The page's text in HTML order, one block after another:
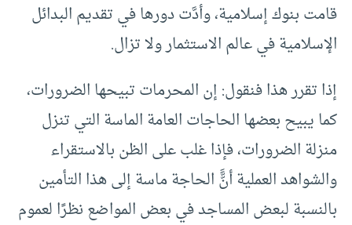
قامت بنوك إسلامية، وأدَّت دورها في تقديم البدائل
الإسلامية في عالم الاستثمار ولا تزال.
إذا تقرر هذا فنقول: إن المحرمات تبيحها الضرورات،
كما يبيح بعضها الحاجات العامة الماسة التي تنزل
منزلة الضرورات، فإذا غلب على الظن بالاستقراء
والشواهد العملية أنََّّ الحاجة ماسة إلى هذا التأمين
بالنسبة لبعض المساجد في بعض المواضع نظرًا لعموم